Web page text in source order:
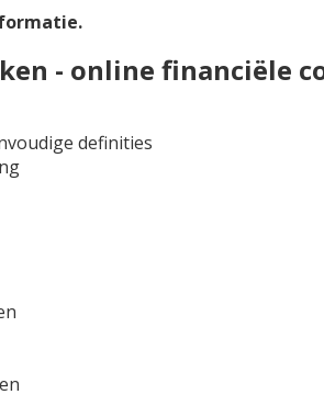
- online financiële
definities